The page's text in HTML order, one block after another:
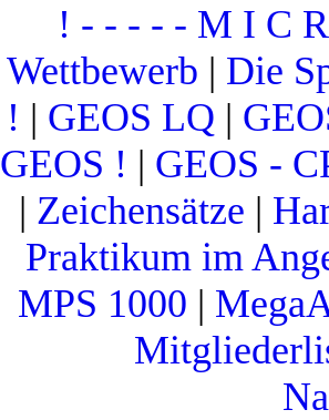
! - - - - - M I C
Wettbewerb | Die
! | GEOS LQ |
GEOS ! | GEOS -
| Zeichensätze |
Praktikum im
MPS 1000 |